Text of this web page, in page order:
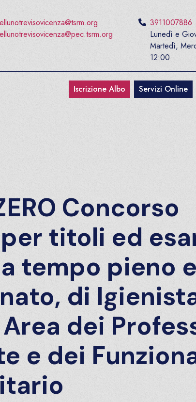
3911007886
Lunedì e
Martedì,
12:00
Iscrizione Albo Servizi Online
Concorso
titoli ed
tempo pieno e
di
dei
e dei